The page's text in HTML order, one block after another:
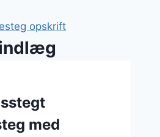
opskrift
med